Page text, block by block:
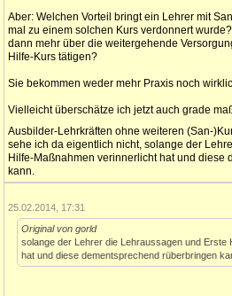
Aber: Welchen Vorteil bringt ein Lehrer mit
mal zu einem solchen Kurs verdonnert
dann mehr über die weitergehende
Hilfe-Kurs tätigen?
Sie bekommen weder mehr Praxis noch
Vielleicht überschätze ich jetzt auch grade
Ausbilder-Lehrkräften ohne weiteren (San-
sehe ich da eigentlich nicht, solange der
Hilfe-Maßnahmen verinnerlicht hat und diese
kann.
25.02.2014, 17:31
Original von gorld
solange der Lehrer die Lehraussagen und Erste
hat und diese dementsprechend rüberbringen